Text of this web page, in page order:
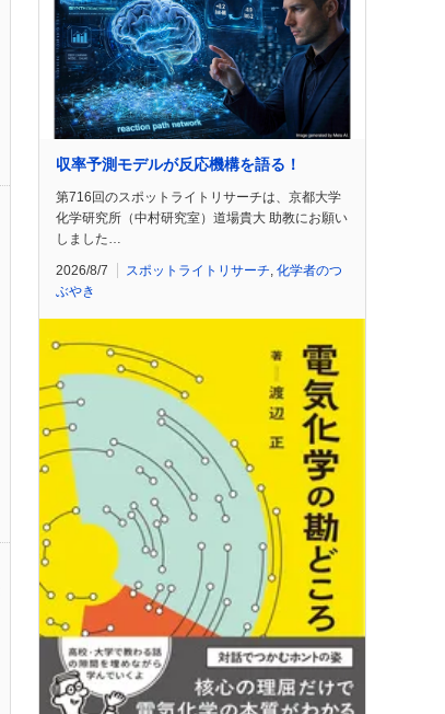
収率予測モデルが反応機構を語る！
第716回のスポットライトリサーチは、京都大学
化学研究所（中村研究室）道場貴大 助教にお願い
しました…
2026/8/7 スポットライトリサーチ 化学者のつ
ぶやき